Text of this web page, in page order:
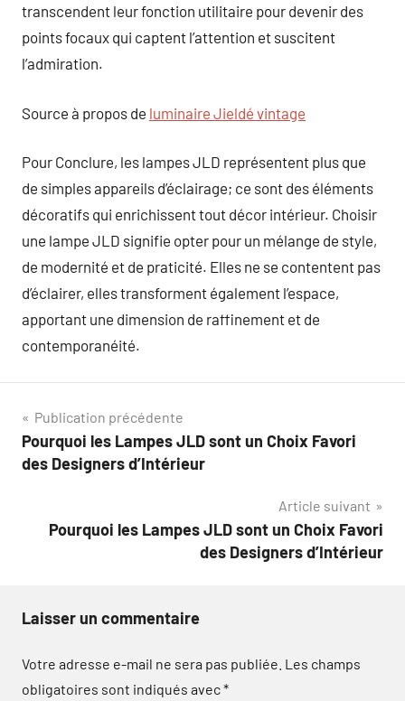
transcendent leur fonction utilitaire pour devenir des
points focaux qui captent l’attention et suscitent
l’admiration.
Source à propos de luminaire Jieldé vintage
Pour Conclure, les lampes JLD représentent plus que
de simples appareils d’éclairage; ce sont des éléments
décoratifs qui enrichissent tout décor intérieur. Choisir
une lampe JLD signifie opter pour un mélange de style,
de modernité et de praticité. Elles ne se contentent pas
d’éclairer, elles transforment également l’espace,
apportant une dimension de raffinement et de
contemporanéité.
Navigation
de
Publication précédente
Pourquoi les Lampes JLD sont un Choix Favori
des Designers d’Intérieur
Article suivant
Pourquoi les Lampes JLD sont un Choix Favori
des Designers d’Intérieur
Laisser un commentaire
Votre adresse e-mail ne sera pas publiée. Les champs
obligatoires sont indiqués avec*